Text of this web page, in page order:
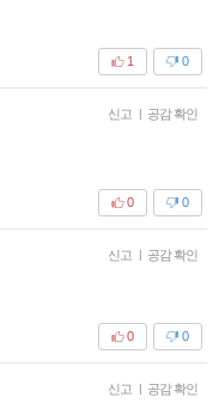
0
1
신고 | 공감 확인
0
0
신고 | 공감 확인
0
0
신고 | 공감 확인